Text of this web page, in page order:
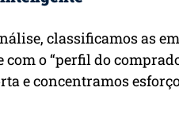
classificamos as
o “perfil do
e concentramos